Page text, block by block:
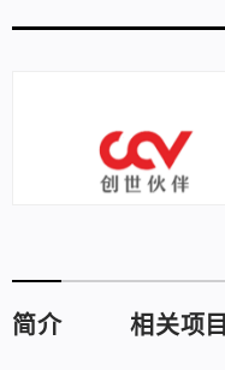
简介 相关项目